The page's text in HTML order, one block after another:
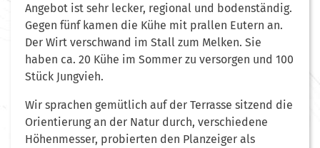
Angebot ist sehr lecker, regional und bodenständig.
Gegen fünf kamen die Kühe mit prallen Eutern an.
Der Wirt verschwand im Stall zum Melken. Sie
haben ca. 20 Kühe im Sommer zu versorgen und 100
Stück Jungvieh.
Wir sprachen gemütlich auf der Terrasse sitzend die
Orientierung an der Natur durch, verschiedene
Höhenmesser, probierten den Planzeiger als